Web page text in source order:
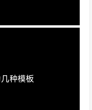
种模板